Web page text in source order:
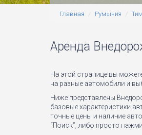
Главная Румыния
Аренда
На этой странице вы
на разные автомобили и
Ниже представлены
базовые характеристики
точные цены и наличие
“Поиск”, либо просто